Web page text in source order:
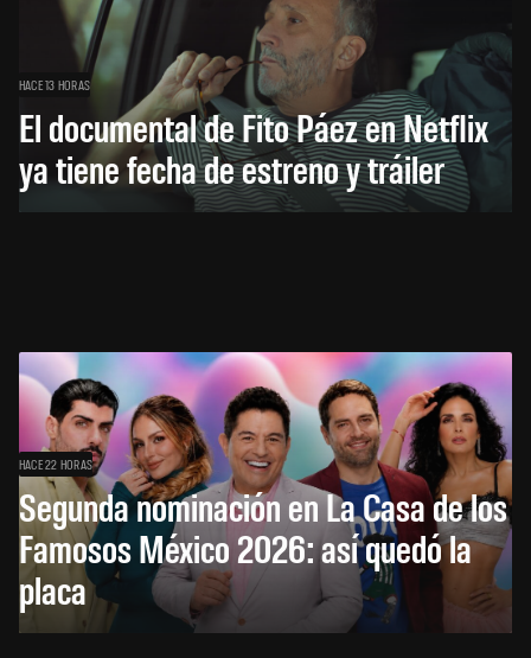
HACE 13 HORAS
El documental de Fito Páez en Netflix
ya tiene fecha de estreno y tráiler
HACE 22 HORAS
Segunda nominación en La Casa de los
Famosos México 2026: así quedó la
placa